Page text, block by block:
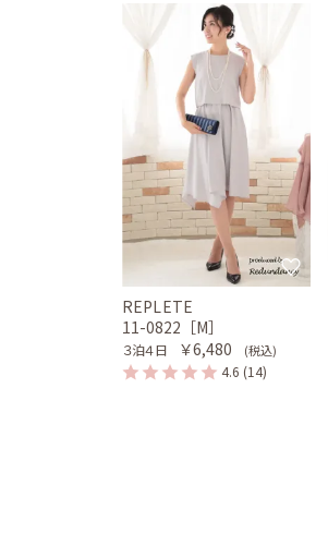
REPLETE
11-0822［M］
３泊４日 ￥6,480 (税込)
4.6 (14)